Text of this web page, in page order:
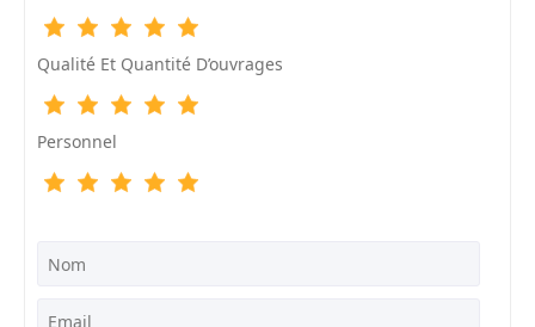
Qualité Et Quantité D’ouvrages
Personnel